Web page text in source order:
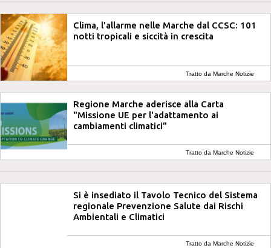
Clima, l'allarme nelle Marche dal CCSC: 101
notti tropicali e siccità in crescita
Tratto da Marche Notizie
Regione Marche aderisce alla Carta
"Missione UE per l'adattamento ai
cambiamenti climatici"
Tratto da Marche Notizie
Si è insediato il Tavolo Tecnico del Sistema
regionale Prevenzione Salute dai Rischi
Ambientali e Climatici
Tratto da Marche Notizie